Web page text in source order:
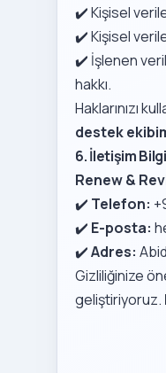
✔️ Kişisel
✔️ Kişisel
✔️ İşlenen
hakkı.
Haklarınızı
destek
6. İletişim
Renew &
✔️ Telefon:
✔️ E-posta:
✔️Adres:
Gizliliğinize
geliştiriyoruz.